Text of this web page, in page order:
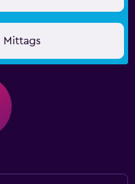
Mittags